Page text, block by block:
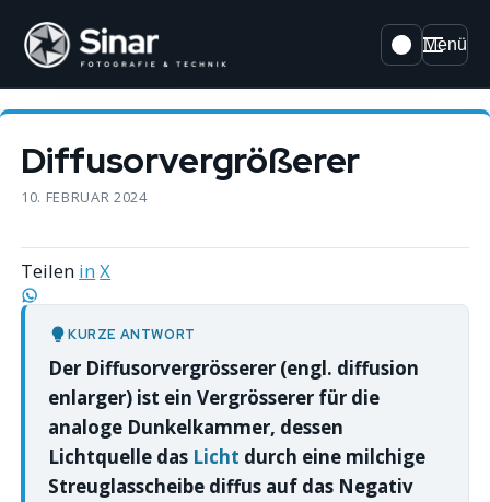
Menü
Diffusorvergrößerer
10. FEBRUAR 2024
Teilen inX
KURZE ANTWORT
Der Diffusorvergrösserer (engl. diffusion
enlarger) ist ein Vergrösserer für die
analoge Dunkelkammer, dessen
Lichtquelle das Licht durch eine milchige
Streuglasscheibe diffus auf das Negativ